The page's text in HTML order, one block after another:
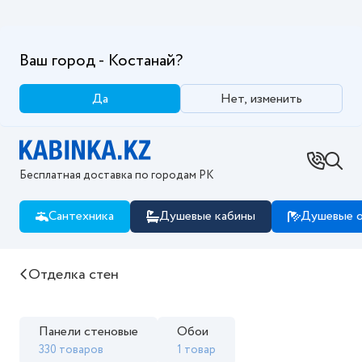
Ваш город - Костанай?
Да Нет, изменить
Бесплатная доставка по городам РК
Сантехника Душевые кабины Душевые
Купить Отделка стен в интернет магазине
Отделка стен
Панели стеновые
330 товаров
Обои
1 товар